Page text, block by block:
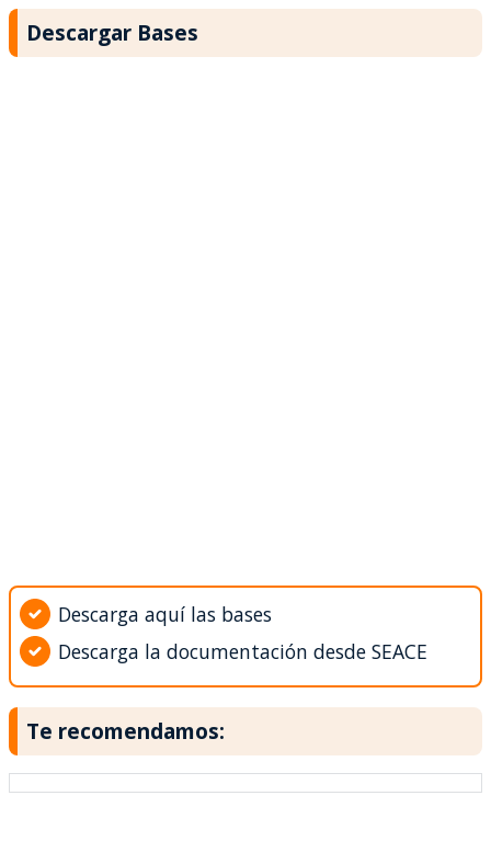
Descargar Bases
Descarga aquí las bases
Descarga la documentación desde SEACE
Te recomendamos: